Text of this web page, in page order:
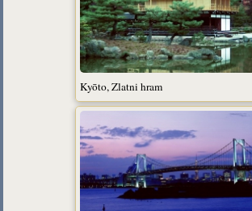
Kyōto, Zlatni hram